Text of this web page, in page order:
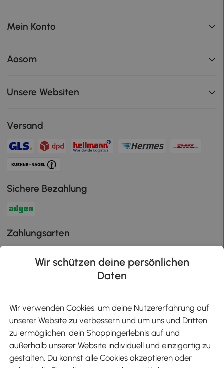
Mein Konto
Aosom
Unsere Websiten
Versand
Sichere Bezahlung
Zahlungsarten
Aosom-App
Google Play
Wir schützen deine persönlichen
Daten
Wir verwenden Cookies, um deine Nutzererfahrung auf
unserer Website zu verbessern und um uns und Dritten
zu ermöglichen, dein Shoppingerlebnis auf und
außerhalb unserer Website individuell und einzigartig zu
gestalten. Du kannst alle Cookies akzeptieren oder